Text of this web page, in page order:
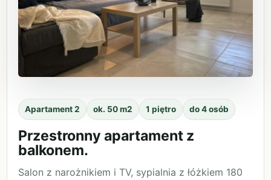
Apartament 2 ok. 50 m2 1 piętro do 4 osób
Przestronny apartament z
balkonem.
Salon z narożnikiem i TV, sypialnia z łóżkiem 180